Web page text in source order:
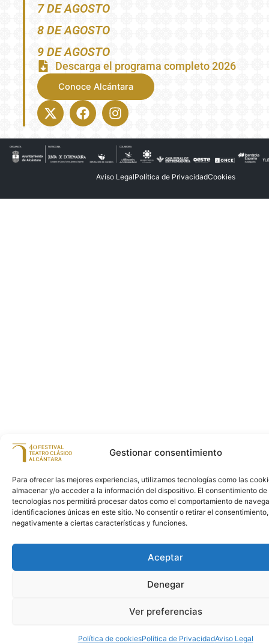
Gestionar consentimiento
Para ofrecer las mejores experiencias, utilizamos tecnologías como las
almacenar y/o acceder a la información del dispositivo. El consentimiento de
tecnologías nos permitirá procesar datos como el comportamiento de
identificaciones únicas en este sitio. No consentir o retirar el
negativamente a ciertas características y funciones.
Aceptar
Denegar
Ver preferencias
Política de cookiesPolítica de PrivacidadAviso Legal
7 DE AGOSTO
8 DE AGOSTO
9 DE AGOSTO
Descarga el programa completo 2026
Conoce Alcántara
X-
twitter
FacebookInstagram
Aviso LegalPolítica de PrivacidadCookies